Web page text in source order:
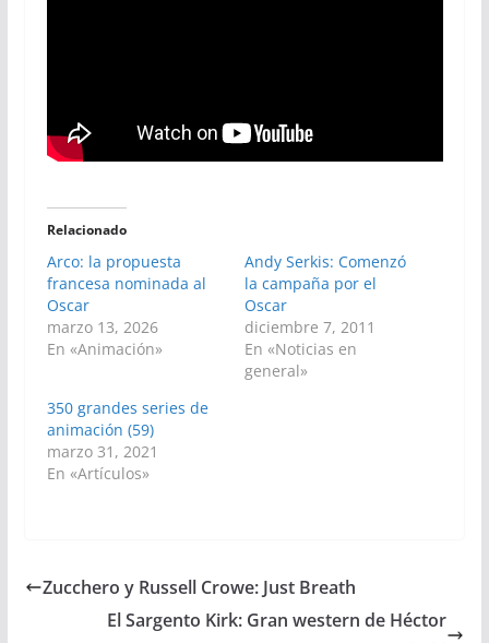
Relacionado
Arco: la propuesta
francesa nominada al
Oscar
marzo 13, 2026
En «Animación»
Andy Serkis: Comenzó
la campaña por el
Oscar
diciembre 7, 2011
En «Noticias en
general»
350 grandes series de
animación (59)
marzo 31, 2021
En «Artículos»
Zucchero y Russell Crowe: Just Breath
El Sargento Kirk: Gran western de Héctor